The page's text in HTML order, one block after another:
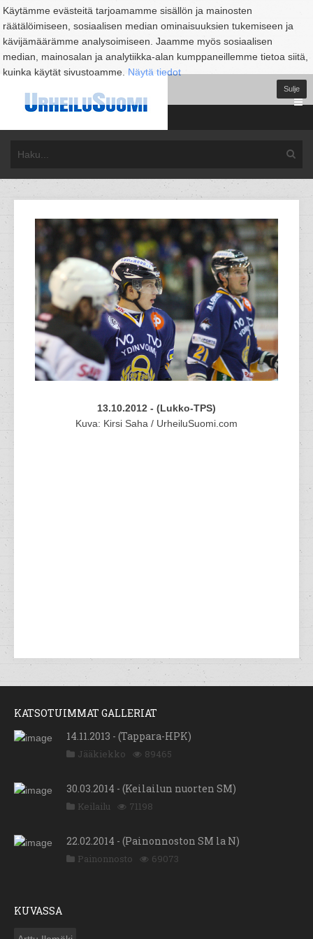
Käytämme evästeitä tarjoamamme sisällön ja mainosten
räätälöimiseen, sosiaalisen median ominaisuuksien tukemiseen ja
kävijämäärämme analysoimiseen. Jaamme myös sosiaalisen
median, mainosalan ja analytiikka-alan kumppaneillemme tietoa siitä,
kuinka käytät sivustoamme. Näytä tiedot
Sulje
13.10.2012 - (Lukko-TPS)
Kuva: Kirsi Saha / UrheiluSuomi.com
KATSOTUIMMAT GALLERIAT
14.11.2013 - (Tappara-HPK)
Jääkiekko 89465
30.03.2014 - (Keilailun nuorten SM)
Keilailu 71198
22.02.2014 - (Painonnoston SM la N)
Painonnosto 69073
KUVASSA